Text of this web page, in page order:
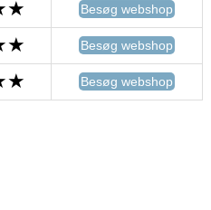
Besøg webshop
Besøg webshop
Besøg webshop